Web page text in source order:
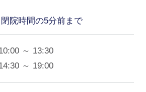
院時間の5分前まで
～ 13:30
～ 19:00